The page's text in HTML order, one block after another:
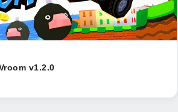
v1.2.0